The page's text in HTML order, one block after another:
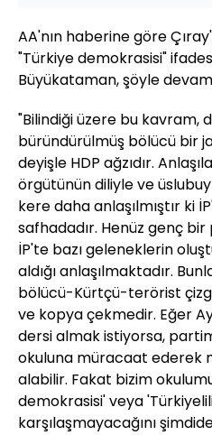
AA'nın haberine göre
"Türkiye demokrasisi"
Büyükataman, şöyle
"Bilindiği üzere bu kavram,
büründürülmüş bölücü bir
deyişle HDP ağzıdır.
örgütünün diliyle ve
kere daha anlaşılmıştır ki
safhadadır. Henüz genç
İP'te bazı geleneklerin
aldığı anlaşılmaktadır.
bölücü-Kürtçü-terörist
ve kopya çekmedir. Eğer
dersi almak istiyorsa,
okuluna müracaat ederek
alabilir. Fakat bizim
demokrasisi' veya
karşılaşmayacağını